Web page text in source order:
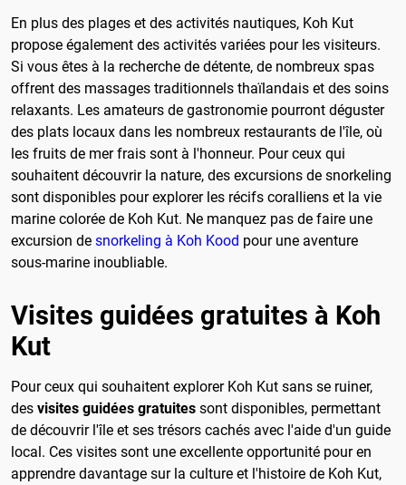
En plus des plages et des activités nautiques, Koh Kut
propose également des activités variées pour les visiteurs.
Si vous êtes à la recherche de détente, de nombreux spas
offrent des massages traditionnels thaïlandais et des soins
relaxants. Les amateurs de gastronomie pourront déguster
des plats locaux dans les nombreux restaurants de l'île, où
les fruits de mer frais sont à l'honneur. Pour ceux qui
souhaitent découvrir la nature, des excursions de snorkeling
sont disponibles pour explorer les récifs coralliens et la vie
marine colorée de Koh Kut. Ne manquez pas de faire une
excursion de snorkeling à Koh Kood pour une aventure
sous-marine inoubliable.
Visites guidées gratuites à Koh
Kut
Pour ceux qui souhaitent explorer Koh Kut sans se ruiner,
des visites guidées gratuites sont disponibles, permettant
de découvrir l'île et ses trésors cachés avec l'aide d'un guide
local. Ces visites sont une excellente opportunité pour en
apprendre davantage sur la culture et l'histoire de Koh Kut,